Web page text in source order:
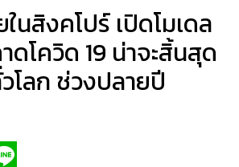
นสิงคโปร์ เปิดโมเดล
โควิด 19 น่าจะสิ้นสุด
โลก ช่วงปลายปี